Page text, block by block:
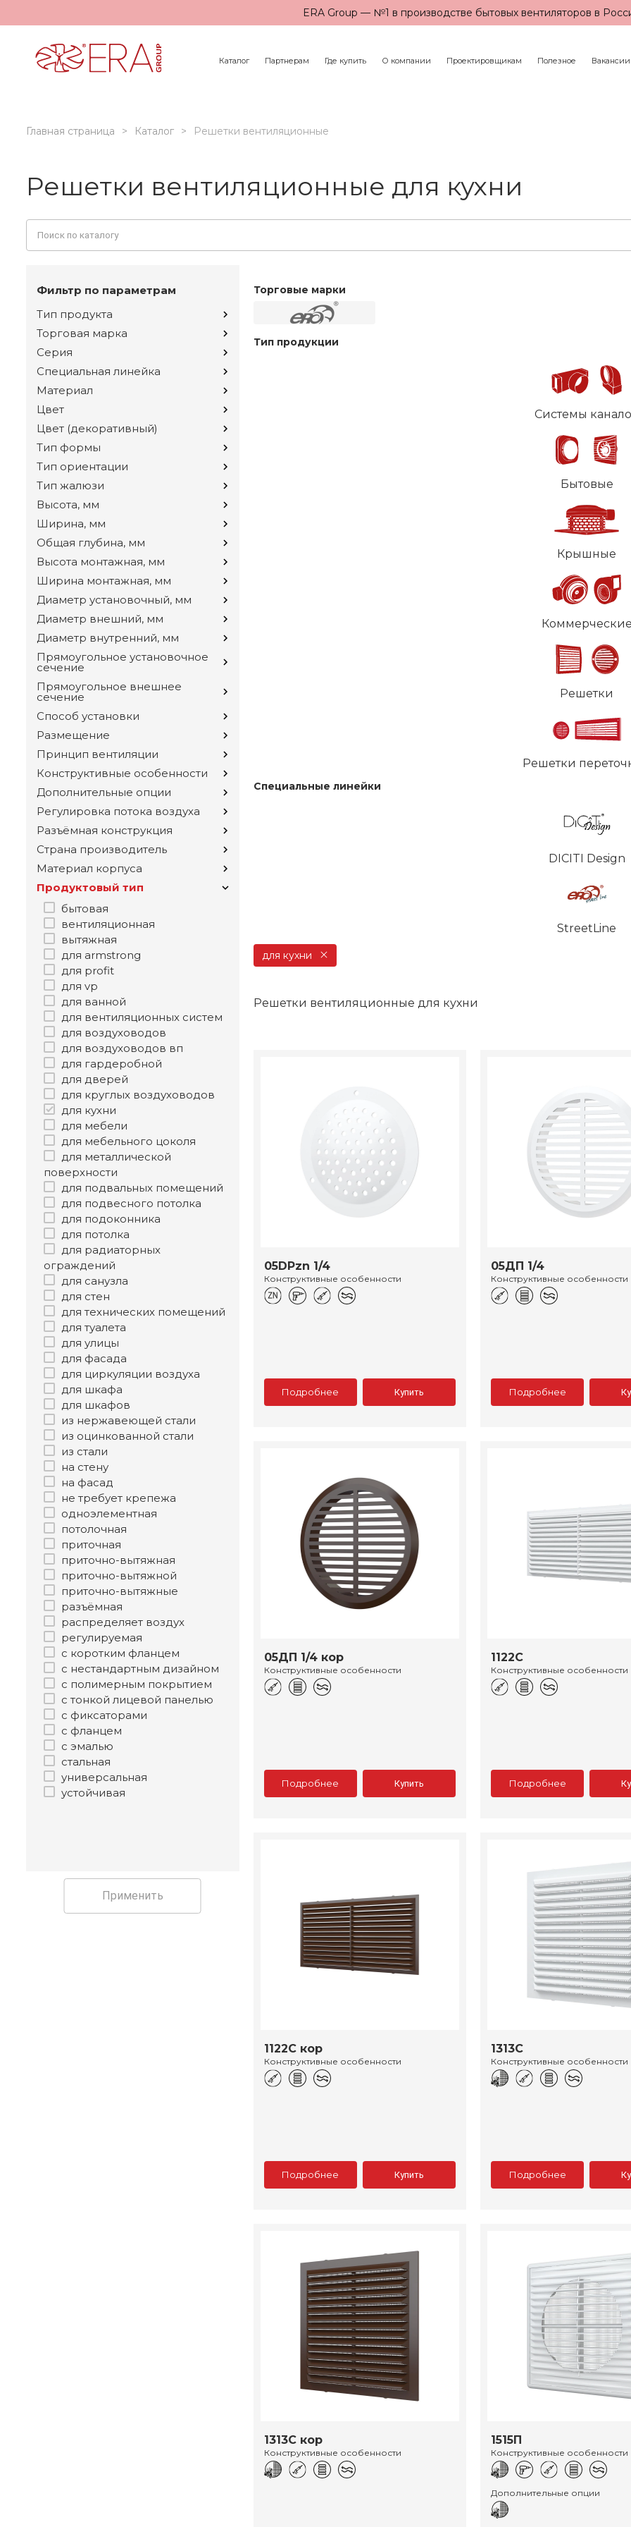
ERA Group — №1 в производстве бытовых вентиляторов в
Каталог Партнерам Где купить О компании Проектировщикам Полезное Вакансии
Главная страница Каталог Решетки вентиляционные
Решетки вентиляционные для кухни
Фильтр по параметрам
Тип продукта
Торговая марка
Серия
Специальная линейка
Материал
Цвет
Цвет (декоративный)
Тип формы
Тип ориентации
Тип жалюзи
Высота, мм
Ширина, мм
Общая глубина, мм
Высота монтажная, мм
Ширина монтажная, мм
Диаметр установочный, мм
Диаметр внешний, мм
Диаметр внутренний, мм
Прямоугольное установочное
сечение
Прямоугольное внешнее
сечение
Способ установки
Размещение
Принцип вентиляции
Конструктивные особенности
Дополнительные опции
Регулировка потока воздуха
Разъёмная конструкция
Страна производитель
Материал корпуса
Продуктовый тип
бытовая
вентиляционная
вытяжная
для armstrong
для profit
для vp
для ванной
для вентиляционных систем
для воздуховодов
для воздуховодов вп
для гардеробной
для дверей
для круглых воздуховодов
для кухни
для мебели
для мебельного цоколя
для металлической
поверхности
для подвальных помещений
для подвесного потолка
для подоконника
для потолка
для радиаторных
ограждений
для санузла
для стен
для технических помещений
для туалета
для улицы
для фасада
для циркуляции воздуха
для шкафа
для шкафов
из нержавеющей стали
из оцинкованной стали
из стали
на стену
на фасад
не требует крепежа
одноэлементная
потолочная
приточная
приточно-вытяжная
приточно-вытяжной
приточно-вытяжные
разъёмная
распределяет воздух
регулируемая
с коротким фланцем
с нестандартным дизайном
с полимерным покрытием
с тонкой лицевой панелью
с фиксаторами
с фланцем
с эмалью
стальная
универсальная
устойчивая
Применить
Торговые марки
Тип продукции
Системы
Бытовые
Крышные
Решетки
Решетки
Специальные линейки
DICITI Design
StreetLine
для кухни
Решетки вентиляционные для кухни
05DPzn 1/4
Конструктивные особенности
Подробнее Купить
05ДП 1/4
Конструктивные особенности
Подробнее
05ДП 1/4 кор
Конструктивные особенности
Подробнее Купить
1122С
Конструктивные особенности
Подробнее
1122С кор
Конструктивные особенности
Подробнее Купить
1313С
Конструктивные особенности
Подробнее
1313С кор
Конструктивные особенности
1515П
Конструктивные особенности
Дополнительные опции